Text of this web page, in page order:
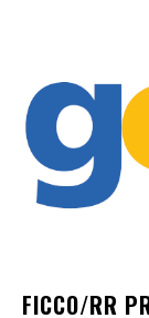
FICCO/RR